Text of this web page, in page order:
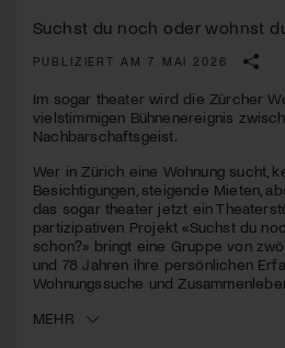
Suchst du noch oder wohnst
PUBLIZIERT AM 7. MAI 2026
Im sogar theater wird die Zürcher
vielstimmigen Bühnenereignis
Nachbarschaftsgeist.
Wer in Zürich eine Wohnung sucht,
Besichtigungen, steigende Mieten,
das sogar theater jetzt ein
partizipativen Projekt «Suchst du
schon?» bringt eine Gruppe von
und 78 Jahren ihre persönlichen
Wohnungssuche und
MEHR
Kulturinstitution und unterstütze
Mit deiner Mitgliedschaft erhältst du
Jetzt Mitglied werden